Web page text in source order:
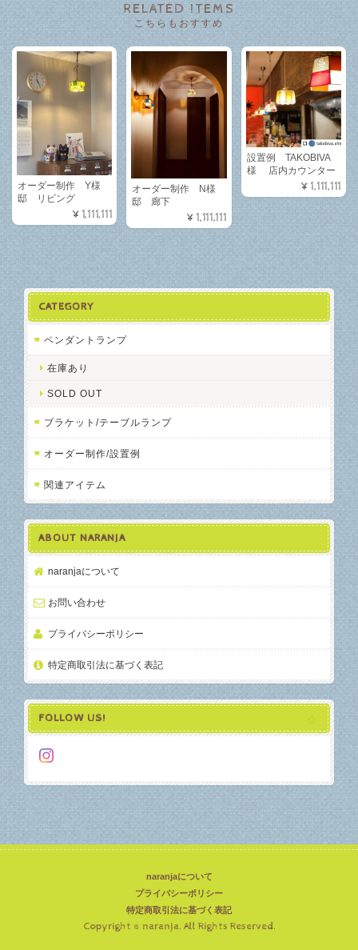
RELATED ITEMS
こちらもおすすめ
オーダー制作 Y様
邸 リビング
¥1,111,111
オーダー制作 N様
邸 廊下
¥1,111,111
設置例 TAKOBIVA
様 店内カウンター
¥1,111,111
CATEGORY
ペンダントランプ
在庫あり
SOLD OUT
ブラケット/テーブルランプ
オーダー制作/設置例
関連アイテム
ABOUT NARANJA
naranjaについて
お問い合わせ
プライバシーポリシー
特定商取引法に基づく表記
FOLLOW US!
naranjaについて
プライバシーポリシー
特定商取引法に基づく表記
Copyright © naranja. All Rights Reserved.